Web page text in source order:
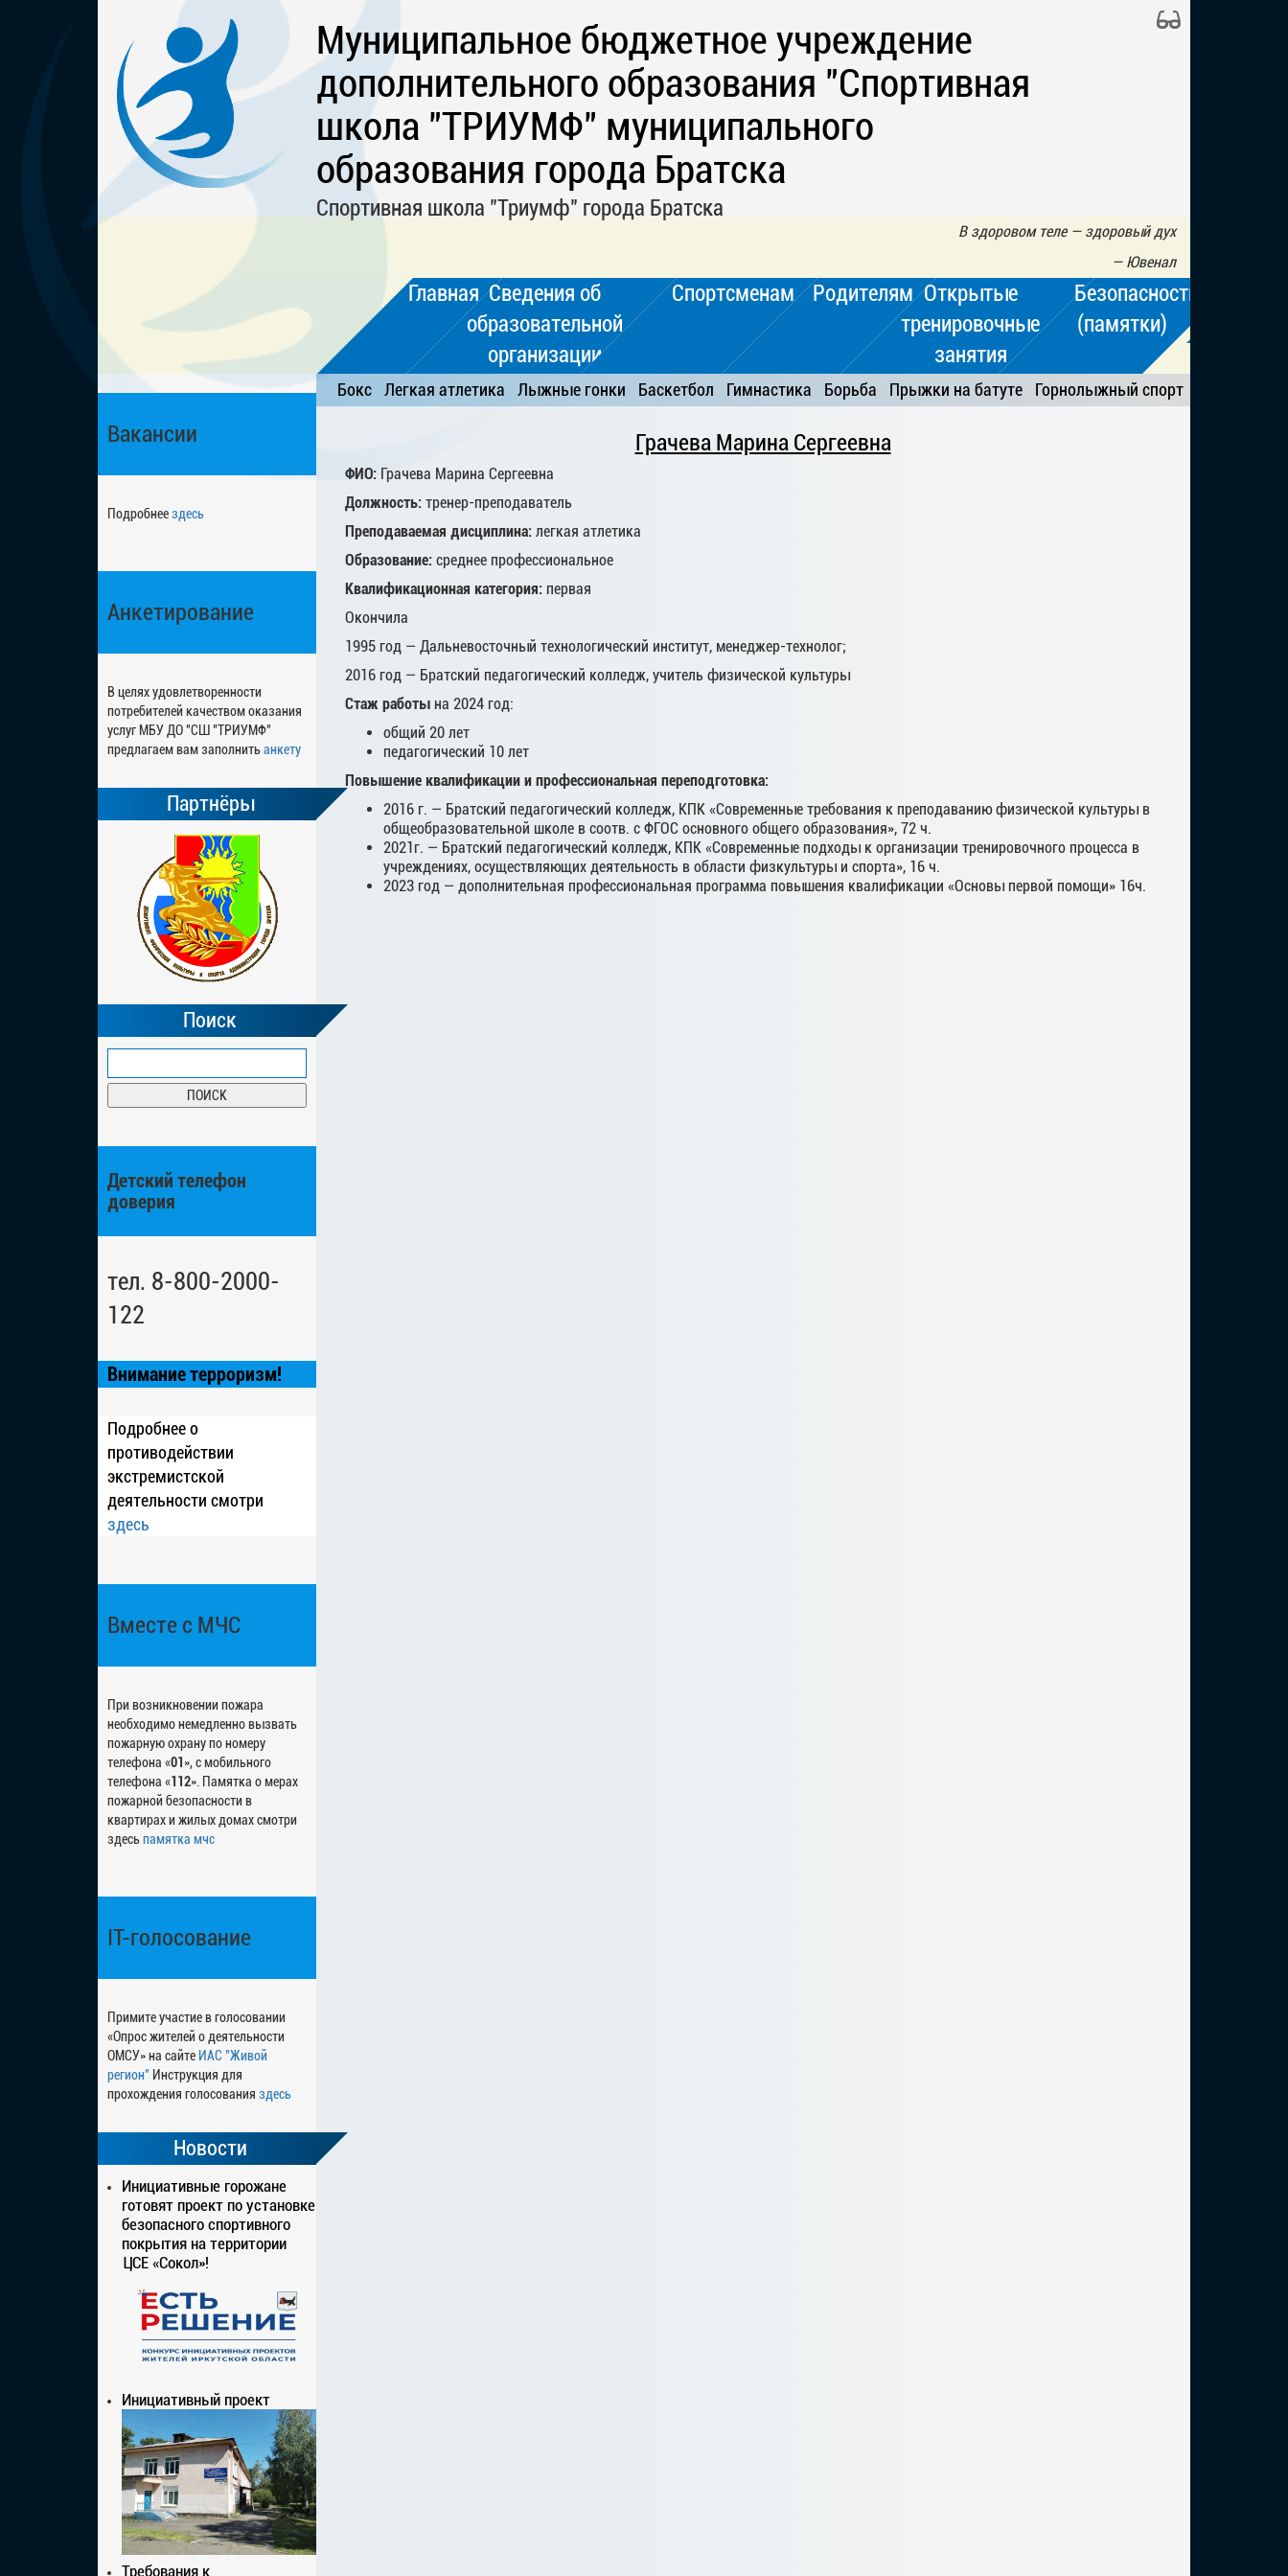
Муниципальное бюджетное учреждение
дополнительного образования "Спортивная
школа "ТРИУМФ" муниципального
образования города Братска
Спортивная школа "Триумф" города Братска
В здоровом теле — здоровый дух
— Ювенал
Главная Сведения об
образовательной
организации
Спортсменам Родителям Открытые
тренировочные
занятия
Безопасность
(памятки)
Вакансии
Подробнеездесь
Анкетирование
В целях удовлетворенности
потребителей качеством оказания
услуг МБУ ДО "СШ "ТРИУМФ"
предлагаем вам заполнитьанкету
Партнёры
Поиск
Детский телефон
доверия
тел. 8-800-2000-
122
Внимание терроризм!
Подробнее о
противодействии
экстремистской
деятельности смотри
здесь
Вместе с МЧС
При возникновении пожара
необходимо немедленно вызвать
пожарную охрану по номеру
телефона «01 », с мобильного
телефона «112». Памятка о мерах
пожарной безопасности в
квартирах и жилых домах смотри
здесьпамятка мчс
IT-голосование
Примите участие в голосовании
«Опрос жителей о деятельности
ОМСУ» на сайте ИАС "Живой
регион" Инструкция для
прохождения голосования здесь
Новости
Инициативные горожане
готовят проект по установке
безопасного спортивного
покрытия на территории
ЦСЕ «Сокол»!
Инициативный проект
Требования к
Бокс Легкая атлетика Лыжные гонки Баскетбол Гимнастика Борьба Прыжки на батуте Горнолыжный спорт
Грачева Марина Сергеевна
ФИО: Грачева Марина Сергеевна
Должность: тренер-преподаватель
Преподаваемая дисциплина: легкая атлетика
Образование: среднее профессиональное
Квалификационная категория: первая
Окончила
1995 год — Дальневосточный технологический институт, менеджер-технолог;
2016 год — Братский педагогический колледж, учитель физической культуры
Стаж работы на 2024 год:
общий 20 лет
педагогический 10 лет
Повышение квалификации и профессиональная переподготовка:
2016 г. — Братский педагогический колледж, КПК «Современные требования к преподаванию физической культуры в
общеобразовательной школе в соотв. с ФГОС основного общего образования», 72 ч.
2021г. — Братский педагогический колледж, КПК «Современные подходы к организации тренировочного процесса в
учреждениях, осуществляющих деятельность в области физкультуры и спорта», 16 ч.
2023 год — дополнительная профессиональная программа повышения квалификации «Основы первой помощи» 16ч.